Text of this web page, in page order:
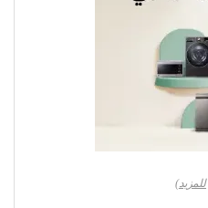
للمزيد)